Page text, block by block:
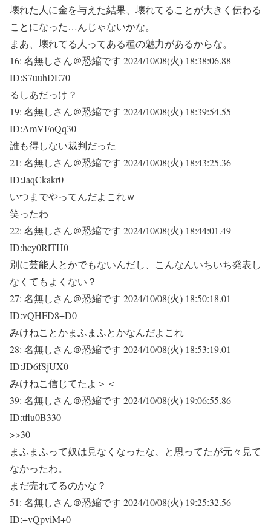
壊れた人に金を与えた結果、壊れてることが大きく伝わる
ことになった…んじゃないかな。
まあ、壊れてる人ってある種の魅力があるからな。
16: 名無しさん＠恐縮です 2024/10/08(火) 18:38:06.88
ID:S7uuhDE70
るしあだっけ？
19: 名無しさん＠恐縮です 2024/10/08(火) 18:39:54.55
ID:AmVFoQq30
誰も得しない裁判だった
21: 名無しさん＠恐縮です 2024/10/08(火) 18:43:25.36
ID:JaqCkakr0
いつまでやってんだよこれｗ
笑ったわ
22: 名無しさん＠恐縮です 2024/10/08(火) 18:44:01.49
ID:hcy0RlTH0
別に芸能人とかでもないんだし、こんなんいちいち発表し
なくてもよくない？
27: 名無しさん＠恐縮です 2024/10/08(火) 18:50:18.01
ID:vQHFD8+D0
みけねことかまふまふとかなんだよこれ
28: 名無しさん＠恐縮です 2024/10/08(火) 18:53:19.01
ID:JD6fSjUX0
みけねこ信じてたよ＞＜
39: 名無しさん＠恐縮です 2024/10/08(火) 19:06:55.86
ID:tflu0B330
>>30
まふまふって奴は見なくなったな、と思ってたが元々見て
なかったわ。
まだ売れてるのかな？
51: 名無しさん＠恐縮です 2024/10/08(火) 19:25:32.56
ID:+vQpviM+0